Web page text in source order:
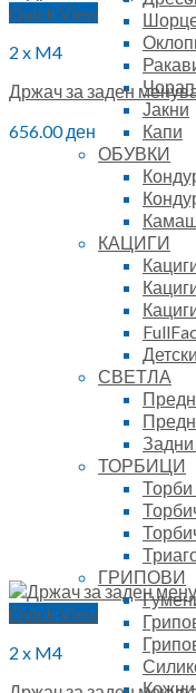
Јакни
Капи
ОБУВКИ
КАЦИГИ
СВЕТЛА
Задни
ТОРБИЦИ
Торби
ГРИПОВИ
Кожни
Quick View
2 x M4
Држач за заден
656.00ден
Quick View
2 x M4